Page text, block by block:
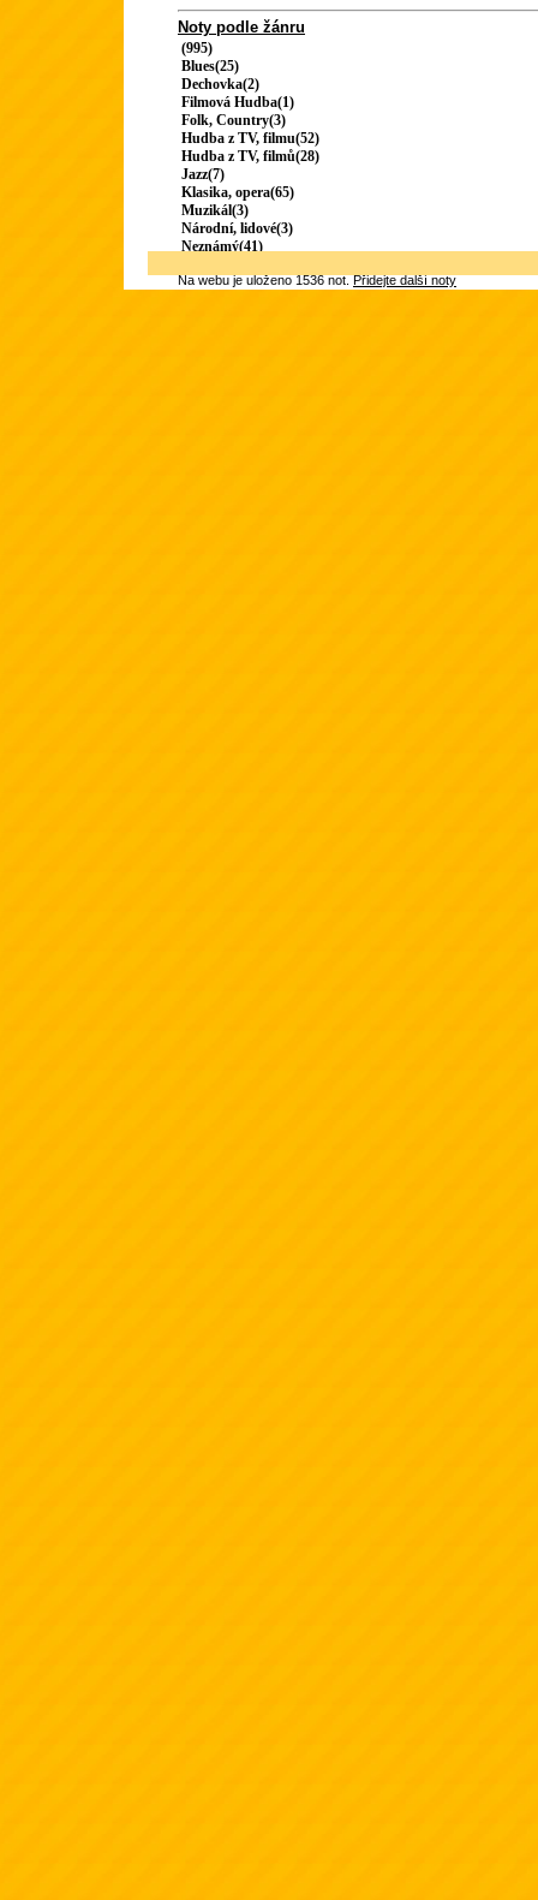
Noty podle žánru
(995)
Blues(25)
Dechovka(2)
Filmová Hudba(1)
Folk, Country(3)
Hudba z TV, filmu(52)
Hudba z TV, filmů(28)
Jazz(7)
Klasika, opera(65)
Muzikál(3)
Národní, lidové(3)
Neznámý(41)
Na webu je uloženo 1536 not.Přidejte další noty